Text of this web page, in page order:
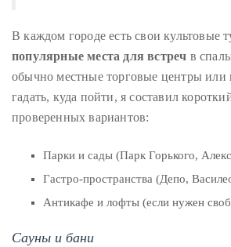
В каждом городе есть свои культовые
популярные места для встреч в
обычно местные торговые центры или
гадать, куда пойти, я составил
проверенных вариантов:
Парки и сады (Парк Горького,
Гастро-пространства (Депо,
Антикафе и лофты (если нужен
Сауны и бани